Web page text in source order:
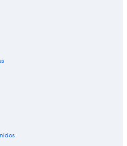
del Plata
del Plata
del Plata
del Plata